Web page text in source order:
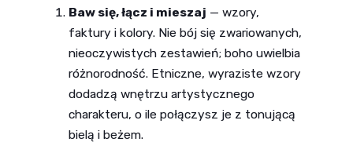
Baw się, łącz i mieszaj — wzory,
faktury i kolory. Nie bój się zwariowanych,
nieoczywistych zestawień; boho uwielbia
różnorodność. Etniczne, wyraziste wzory
dodadzą wnętrzu artystycznego
charakteru, o ile połączysz je z tonującą
bielą i beżem.